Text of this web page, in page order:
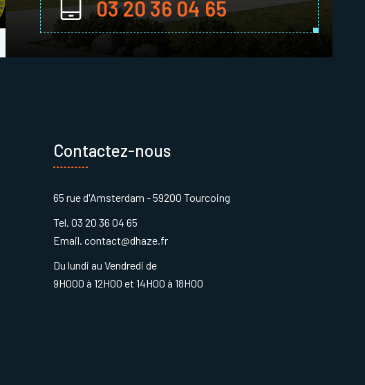
03 20 36 04 65
Contactez-nous
65 rue d'Amsterdam - 59200 Tourcoing
Tel. 03 20 36 04 65
Email. contact@dhaze.fr
Du lundi au Vendredi de
9H000 à 12H00 et 14H00 à 18H00